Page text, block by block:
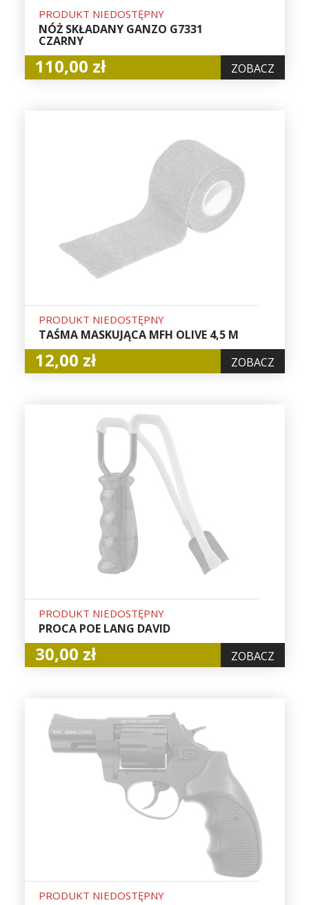
PRODUKT NIEDOSTĘPNY
NÓŻ SKŁADANY GANZO G7331
CZARNY
110,00 zł ZOBACZ
PRODUKT NIEDOSTĘPNY
TAŚMA MASKUJĄCA MFH OLIVE 4,5 M
12,00 zł ZOBACZ
PRODUKT NIEDOSTĘPNY
PROCA POE LANG DAVID
30,00 zł ZOBACZ
PRODUKT NIEDOSTĘPNY